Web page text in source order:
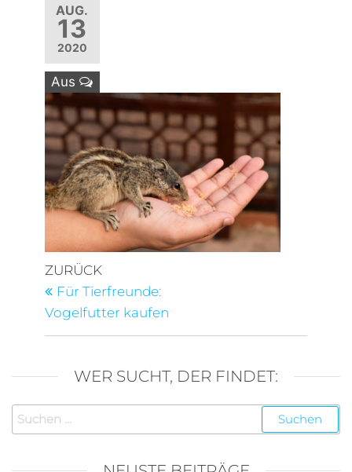
AUG.
13
2020
Aus
Beitragsnavigation
Vorheriger
Beitrag
ZURÜCK
Für Tierfreunde:
Vogelfutter kaufen
WER SUCHT, DER FINDET:
Suchen
nach: